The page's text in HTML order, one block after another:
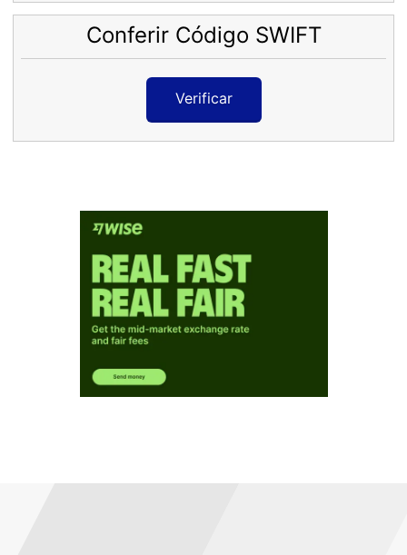
Conferir Código SWIFT
Verificar